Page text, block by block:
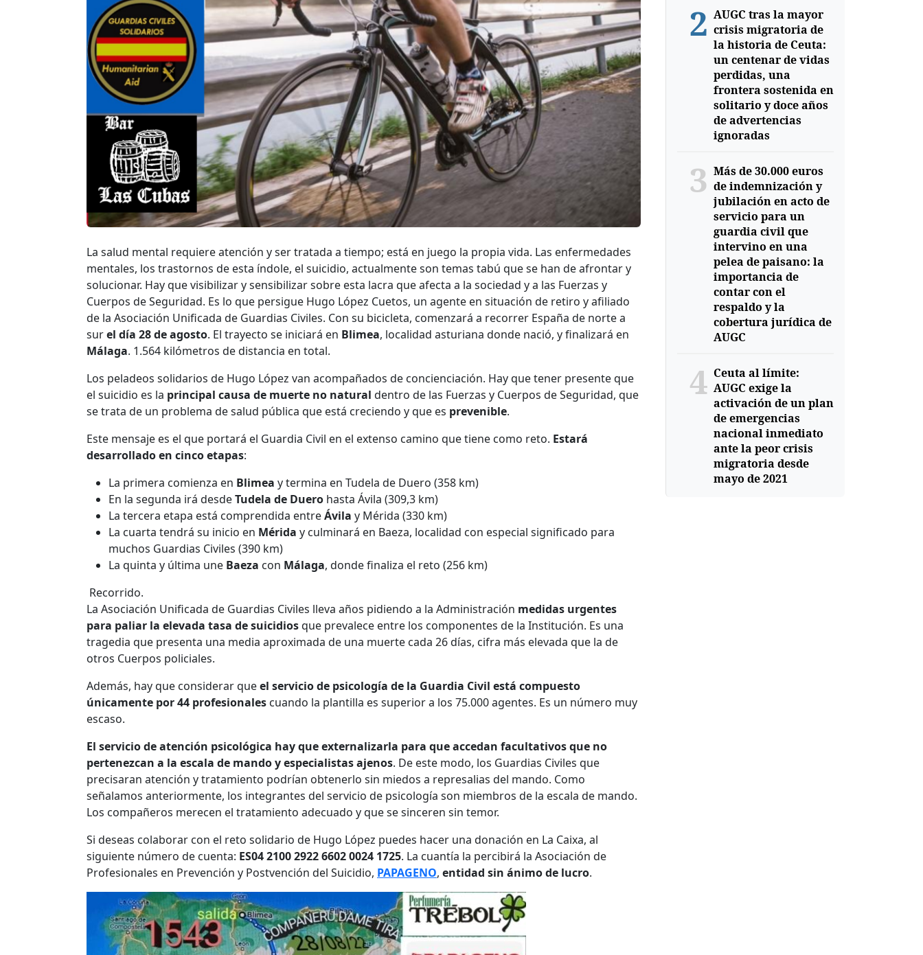
La salud mental requiere atención y ser tratada a tiempo; está en juego la propia vida. Las enfermedades
mentales, los trastornos de esta índole, el suicidio, actualmente son temas tabú que se han de afrontar y
solucionar. Hay que visibilizar y sensibilizar sobre esta lacra que afecta a la sociedad y a las Fuerzas y
Cuerpos de Seguridad. Es lo que persigue Hugo López Cuetos, un agente en situación de retiro y afiliado
de la Asociación Unificada de Guardias Civiles. Con su bicicleta, comenzará a recorrer España de norte a
surel día 28 de agosto. El trayecto se iniciará en Blimea, localidad asturiana donde nació, y finalizará en
Málaga. 1.564 kilómetros de distancia en total.
Los peladeos solidarios de Hugo López van acompañados de concienciación. Hay que tener presente que
el suicidio es la principal causa de muerte no natural dentro de las Fuerzas y Cuerpos de Seguridad, que
se trata de un problema de salud pública que está creciendo y que es prevenible.
Este mensaje es el que portará el Guardia Civil en el extenso camino que tiene como reto. Estará
desarrollado en cinco etapas:
La primera comienza en Blimea y termina en Tudela de Duero (358 km)
En la segunda irá desdeTudela de Duero hasta Ávila (309,3 km)
La tercera etapa está comprendida entreÁvila y Mérida (330 km)
La cuarta tendrá su inicio en Mérida y culminará en Baeza, localidad con especial significado para
muchos Guardias Civiles (390 km)
La quinta y última une Baeza con Málaga, donde finaliza el reto (256 km)
Recorrido.
La Asociación Unificada de Guardias Civiles lleva años pidiendo a la Administración medidas urgentes
para paliar la elevada tasa de suicidiosque prevalece entre los componentes de la Institución. Es una
tragedia que presenta una media aproximada de una muerte cada 26 días, cifra más elevada que la de
otros Cuerpos policiales.
Además, hay que considerar queel servicio de psicología de la Guardia Civil está compuesto
únicamente por 44 profesionales cuando la plantilla es superior a los 75.000 agentes. Es un número muy
escaso.
El servicio de atención psicológica hay que externalizarla para que accedan facultativos que no
pertenezcan a la escala de mando y especialistas ajenos. De este modo, los Guardias Civiles que
precisaran atención y tratamiento podrían obtenerlo sin miedos a represalias del mando. Como
señalamos anteriormente, los integrantes del servicio de psicología son miembros de la escala de mando.
Los compañeros merecen el tratamiento adecuado y que se sinceren sin temor.
Si deseas colaborar con el reto solidario de Hugo López puedes hacer una donación en La Caixa, al
siguiente número de cuenta: ES04 2100 2922 6602 0024 1725. La cuantía la percibirá la Asociación de
Profesionales en Prevención y Postvención del Suicidio, PAPAGENO, entidad sin ánimo de lucro.
2 AUGC tras la mayor
crisis migratoria de
la historia de Ceuta:
un centenar de vidas
perdidas, una
frontera sostenida en
solitario y doce años
de advertencias
ignoradas
3 Más de 30.000 euros
de indemnización y
jubilación en acto de
servicio para un
guardia civil que
intervino en una
pelea de paisano: la
importancia de
contar con el
respaldo y la
cobertura jurídica de
AUGC
4 Ceuta al límite:
AUGC exige la
activación de un plan
de emergencias
nacional inmediato
ante la peor crisis
migratoria desde
mayo de 2021